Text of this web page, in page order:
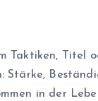
Taktiken, Titel
Stärke,
in der